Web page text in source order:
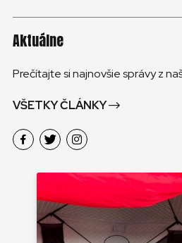
Aktuálne
Prečítajte si najnovšie správy z
VŠETKY ČLÁNKY